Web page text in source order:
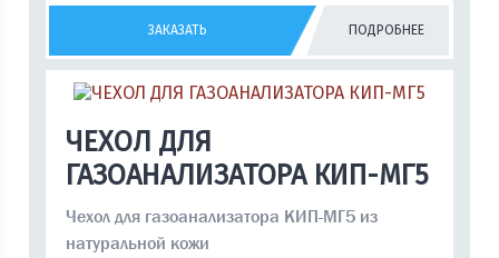
ЗАКАЗАТЬ ПОДРОБНЕЕ
ЧЕХОЛ ДЛЯ
ГАЗОАНАЛИЗАТОРА КИП-МГ5
Чехол для газоанализатора КИП-МГ5 из
натуральной кожи